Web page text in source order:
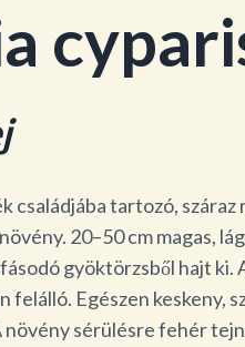
tartozó, száraz
20–50 cm magas,
gyöktörzsből hajt ki.
Egészen keskeny,
növény sérülésre fehér